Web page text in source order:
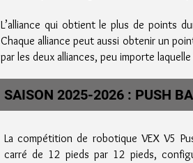
L’alliance qui obtient le plus de points
Chaque alliance peut aussi obtenir un
par les deux alliances, peu importe
SAISON 2025-2026 : PUSH
La compétition de robotique VEX V5
carré de 12 pieds par 12 pieds,